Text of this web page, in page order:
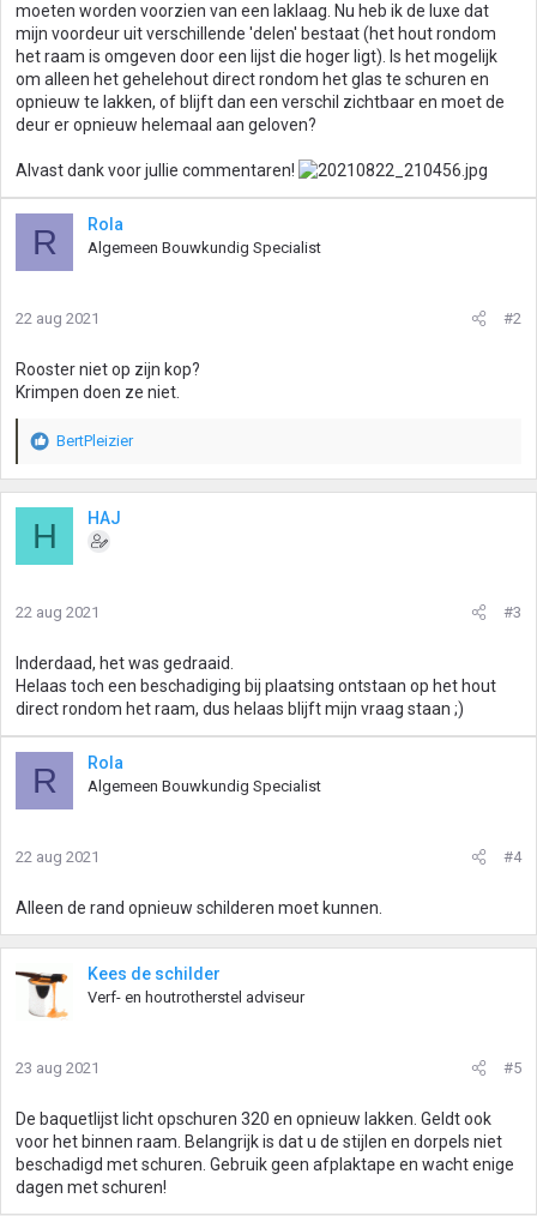
moeten worden voorzien van een laklaag. Nu heb ik de luxe dat
mijn voordeur uit verschillende 'delen' bestaat (het hout rondom
het raam is omgeven door een lijst die hoger ligt). Is het mogelijk
om alleen het gehelehout direct rondom het glas te schuren en
opnieuw te lakken, of blijft dan een verschil zichtbaar en moet de
deur er opnieuw helemaal aan geloven?
Alvast dank voor jullie commentaren!
R Rola
Algemeen Bouwkundig Specialist
22 aug 2021 #2
Rooster niet op zijn kop?
Krimpen doen ze niet.
W
a
n
e
n
:
BertPleizier
H HAJ
22 aug 2021 #3
Inderdaad, het was gedraaid.
Helaas toch een beschadiging bij plaatsing ontstaan op het hout
direct rondom het raam, dus helaas blijft mijn vraag staan ;)
R Rola
Algemeen Bouwkundig Specialist
22 aug 2021 #4
Alleen de rand opnieuw schilderen moet kunnen.
Kees de schilder
Verf- en houtrotherstel adviseur
23 aug 2021 #5
De baquetlijst licht opschuren 320 en opnieuw lakken. Geldt ook
voor het binnen raam. Belangrijk is dat u de stijlen en dorpels niet
beschadigd met schuren. Gebruik geen afplaktape en wacht enige
dagen met schuren!